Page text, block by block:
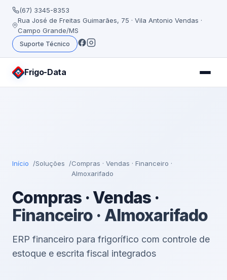
(67) 3345-8353
Rua José de Freitas Guimarães, 75 · Vila Antonio Vendas ·
Campo Grande/MS
Suporte Técnico
Frigo-Data
Início Soluções
Compras · Vendas · Financeiro ·
Almoxarifado
Compras · Vendas ·
Financeiro · Almoxarifado
ERP financeiro para frigorífico com controle de
estoque e escrita fiscal integrados